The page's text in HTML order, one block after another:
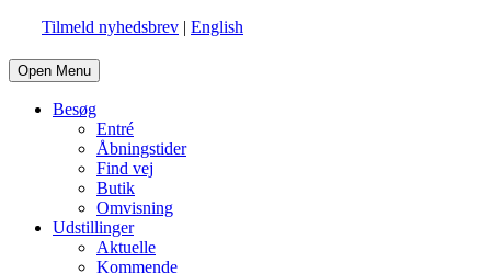
Tilmeld nyhedsbrev | English
Open Menu
Besøg
Entré
Åbningstider
Find vej
Butik
Omvisning
Udstillinger
Aktuelle
Kommende